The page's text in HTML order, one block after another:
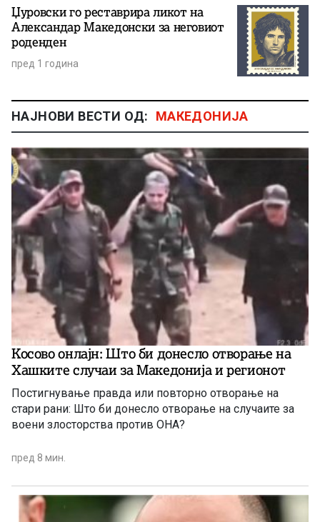
Џуровски го реставрира ликот на
Александар Македонски за неговиот
роденден
пред 1 година
НАЈНОВИ ВЕСТИ ОД: МАКЕДОНИЈА
Косово онлајн: Што би донесло отворање на
Хашките случаи за Македонија и регионот
Постигнување правда или повторно отворање на
стари рани: Што би донесло отворање на случаите за
воени злосторства против ОНА?
пред 8 мин.